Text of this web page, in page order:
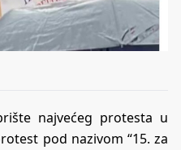
najvećeg protesta u
pod nazivom “15. za